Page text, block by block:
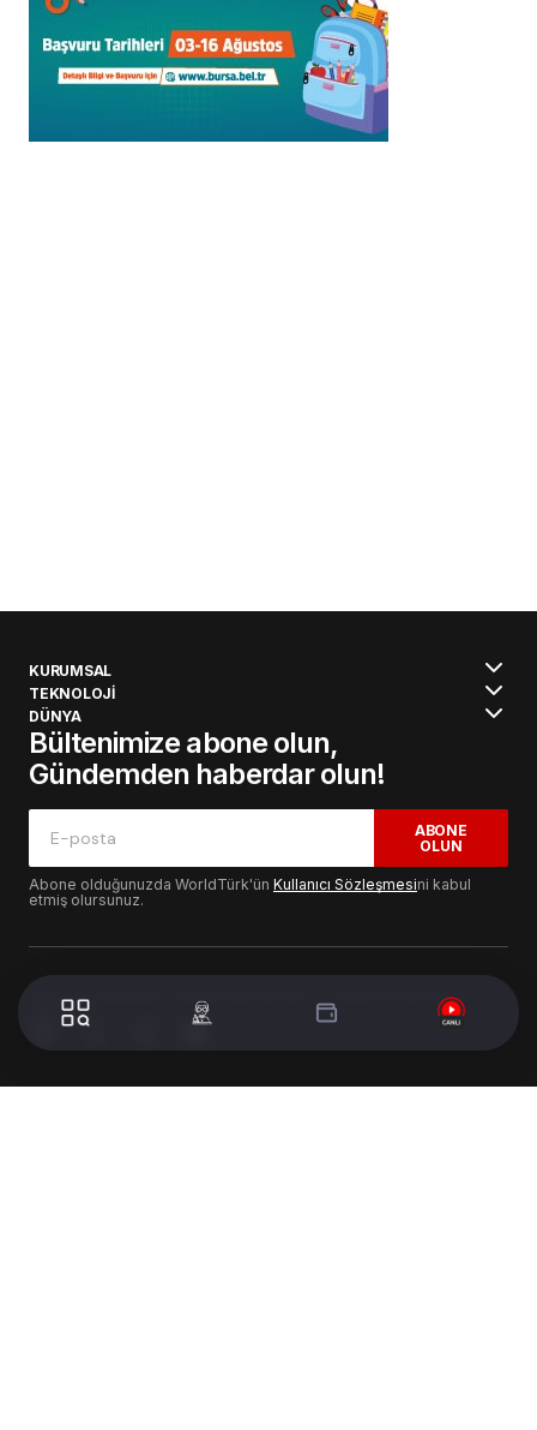
KURUMSAL
TEKNOLOJİ
DÜNYA
Bültenimize abone olun,
Gündemden haberdar olun!
ABONE
OLUN
Abone olduğunuzda WorldTürk'ün Kullanıcı Sözleşmesini kabul
etmiş olursunuz.
© 2024 WorldTurk. Tüm Hakları Saklıdır. - Tasarım & Geliştirme :
Volion's